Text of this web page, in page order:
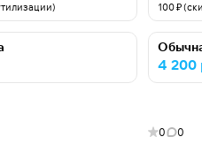
100 ₽
4 200
0 0